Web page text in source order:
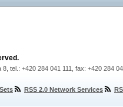
tel.: +420 284 041 111, fax: +420 284
RSS 2.0 Network Services